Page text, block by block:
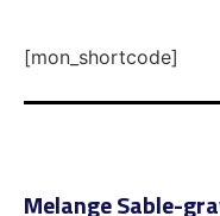
[mon_shortcode]
Melange Sable-